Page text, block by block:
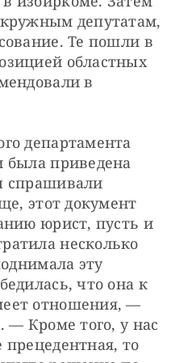
депутатам,
Те пошли в
областных
в
департамента
была приведена
спрашивали
этот документ
юрист, пусть и
несколько
эту
что она к
отношения, —
— Кроме того, у нас
то